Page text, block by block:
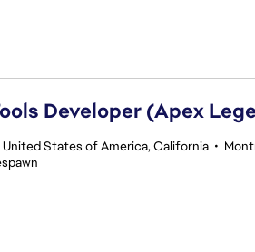
Developer (Apex
States of America, California •